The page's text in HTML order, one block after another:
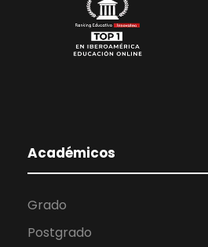
Académicos
Grado
Postgrado